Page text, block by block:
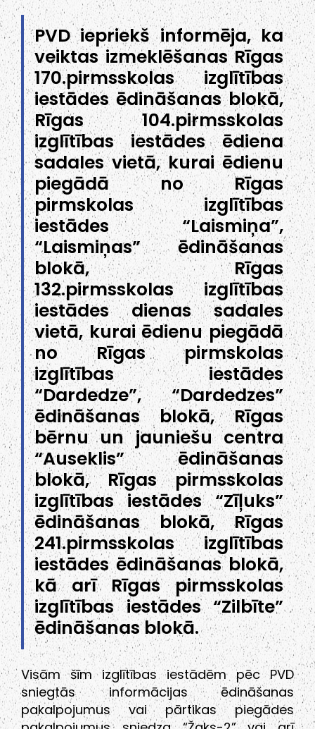
PVD iepriekš informēja, ka
veiktas izmeklēšanas Rīgas
170.pirmsskolas izglītības
iestādes ēdināšanas blokā,
Rīgas 104.pirmsskolas
izglītības iestādes ēdiena
sadales vietā, kurai ēdienu
piegādā no Rīgas
pirmskolas izglītības
iestādes “Laismiņa”,
“Laismiņas” ēdināšanas
blokā, Rīgas
132.pirmsskolas izglītības
iestādes dienas sadales
vietā, kurai ēdienu piegādā
no Rīgas pirmskolas
izglītības iestādes
“Dardedze”, “Dardedzes”
ēdināšanas blokā, Rīgas
bērnu un jauniešu centra
“Auseklis” ēdināšanas
blokā, Rīgas pirmsskolas
izglītības iestādes “Zīļuks”
ēdināšanas blokā, Rīgas
241.pirmsskolas izglītības
iestādes ēdināšanas blokā,
kā arī Rīgas pirmsskolas
izglītības iestādes “Zilbīte”
ēdināšanas blokā.
Visām šīm izglītības iestādēm pēc PVD
sniegtās informācijas ēdināšanas
pakalpojumus vai pārtikas piegādes